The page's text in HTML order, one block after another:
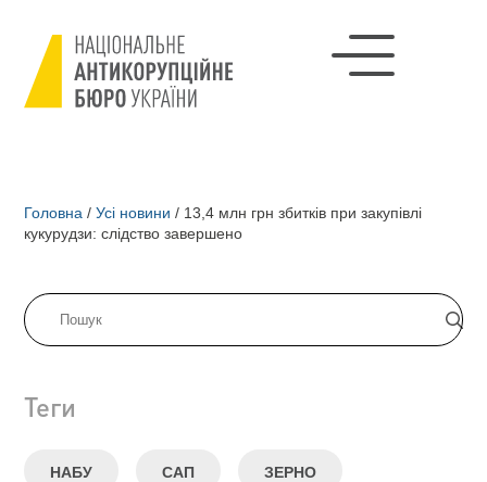
Головна / Усі новини / 13,4 млн грн збитків при закупівлі
кукурудзи: слідство завершено
Теги
НАБУ САП ЗЕРНО